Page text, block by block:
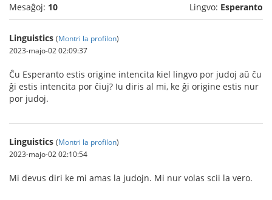
Mesaĝoj: 10 Lingvo: Esperanto
Linguistics (Montri la profilon)
2023-majo-02 02:09:37
Ĉu Esperanto estis origine intencita kiel lingvo por judoj aŭ ĉu
ĝi estis intencita por ĉiuj? Iu diris al mi, ke ĝi origine estis nur
por judoj.
Linguistics (Montri la profilon)
2023-majo-02 02:10:54
Mi devus diri ke mi amas la judojn. Mi nur volas scii la vero.